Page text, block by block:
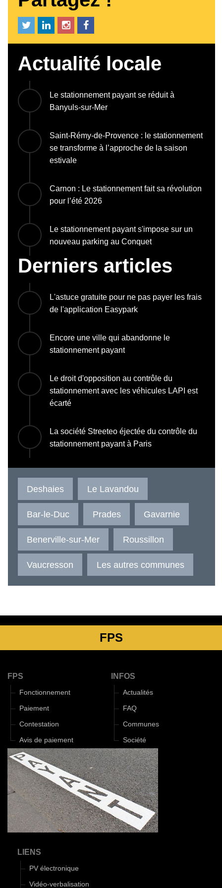
Actualité locale
Le stationnement payant se réduit à
Banyuls-sur-Mer
Saint-Rémy-de-Provence : le stationnement
se transforme à l’approche de la saison
estivale
Carnon : Le stationnement fait sa révolution
pour l’été 2026
Le stationnement payant s'impose sur un
nouveau parking au Conquet
Derniers articles
L'astuce gratuite pour ne pas payer les frais
de l'application Easypark
Encore une ville qui abandonne le
stationnement payant
Le droit d'opposition au contrôle du
stationnement avec les véhicules LAPI est
écarté
La société Streeteo éjectée du contrôle du
stationnement payant à Paris
Deshaies Le Lavandou
Bar-le-Duc Prades Gavarnie
Benerville-sur-Mer Roussillon
Vaucresson Les autres communes
FPS
FPS
Fonctionnement
Paiement
Contestation
Avis de paiement
INFOS
Actualités
FAQ
Communes
Société
LIENS
PV électronique
Vidéo-verbalisation